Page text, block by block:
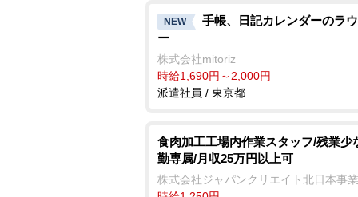
NEW
手帳、日記カレンダーのラ
ー
株式会社mitoriz
時給1,690円～2,000円
派遣社員 / 東京都
食肉加工工場内作業スタッフ/残業少
勤専属/月収25万円以上可
株式会社ジャパンクリエイト北日本事